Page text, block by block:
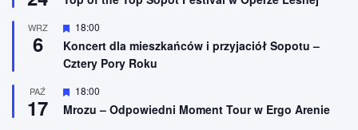
o
n
e
r
ż
n
o
e
WRZ
6
W
r
ó
n
o
18:00
Koncert dla mieszkańców i przyjaciół Sopotu –
Cztery Pory Roku
PAŹ
17
W
r
18:00
Mrozu – Odpowiedni Moment Tour w Ergo Arenie